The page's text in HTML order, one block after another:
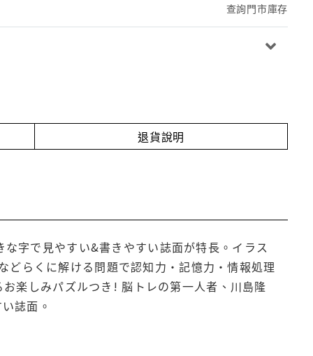
查詢門市庫存
退貨說明
字で見やすい&書きやすい誌面が特長。イラス
らくに解ける問題で認知力・記憶力・情報処理
楽しみパズルつき! 脳トレの第一人者、川島隆
誌面。